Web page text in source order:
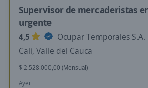
Supervisor de mercaderistas
urgente
4,5
Ocupar Temporales S.A.
Cali, Valle del Cauca
$ 2.528.000,00 (Mensual)
Ayer